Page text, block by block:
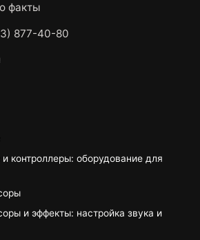
факты
877-40-80
контроллеры: оборудование для
и эффекты: настройка звука и